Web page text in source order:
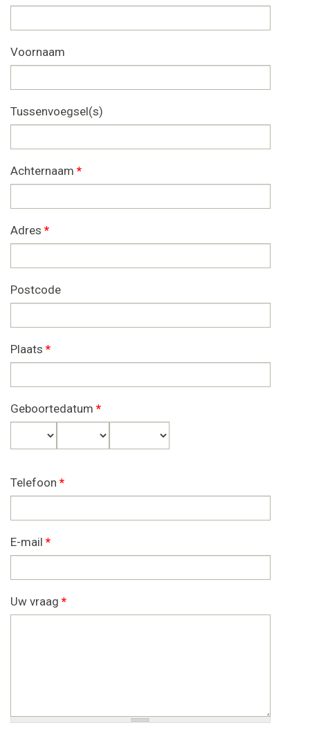
Voornaam
Tussenvoegsel(s)
Achternaam *
Adres *
Postcode
Plaats *
Geboortedatum *
Telefoon *
E-mail *
Uw vraag *